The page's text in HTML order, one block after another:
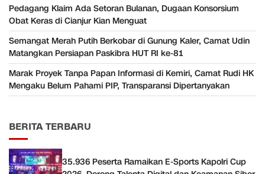
Pedagang Klaim Ada Setoran Bulanan, Dugaan Konsorsium
Obat Keras di Cianjur Kian Menguat
Semangat Merah Putih Berkobar di Gunung Kaler, Camat Udin
Matangkan Persiapan Paskibra HUT RI ke-81
Marak Proyek Tanpa Papan Informasi di Kemiri, Camat Rudi HK
Mengaku Belum Pahami PIP, Transparansi Dipertanyakan
BERITA TERBARU
35.936 Peserta Ramaikan E-Sports Kapolri Cup